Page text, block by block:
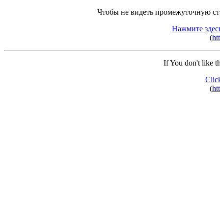
Чтобы не видеть промежуточную
Нажмите
(
If You don't like
(